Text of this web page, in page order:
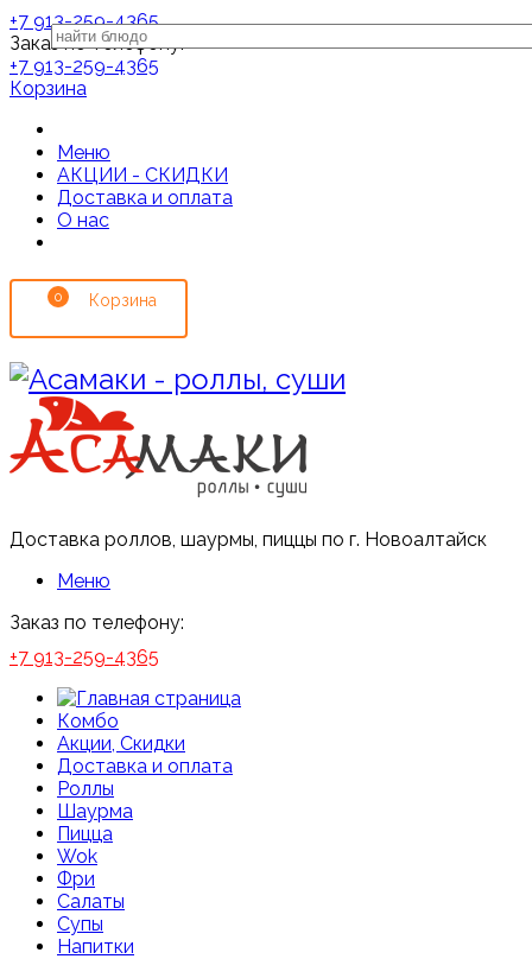
+7 913-259-4365
Заказ по телефону:
+7 913-259-4365
Корзина
Меню
АКЦИИ - СКИДКИ
Доставка и оплата
О нас
0
Доставка роллов, шаурмы, пиццы по г. Новоалтайск
Меню
Заказ по телефону:
+7 913-259-4365
Комбо
Акции, Скидки
Доставка и оплата
Роллы
Шаурма
Пицца
Wok
Фри
Салаты
Супы
Напитки